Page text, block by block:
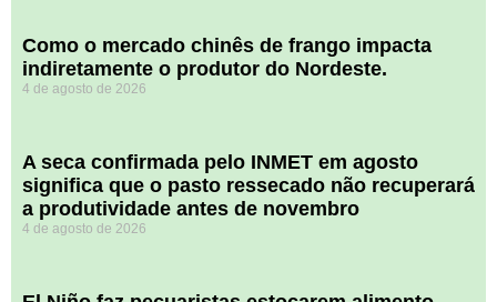
​Como o mercado chinês de frango impacta
indiretamente o produtor do Nordeste.
4 de agosto de 2026
A seca confirmada pelo INMET em agosto
significa que o pasto ressecado não recuperará
a produtividade antes de novembro
4 de agosto de 2026